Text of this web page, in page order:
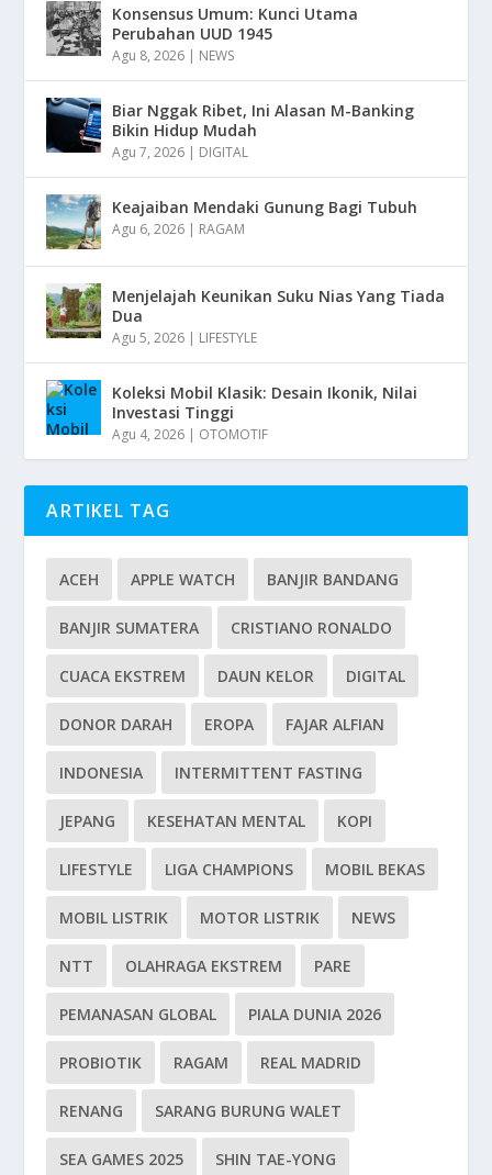
Konsensus Umum: Kunci Utama
Perubahan UUD 1945
Agu 8, 2026 | NEWS
Biar Nggak Ribet, Ini Alasan M-Banking
Bikin Hidup Mudah
Agu 7, 2026 | DIGITAL
Keajaiban Mendaki Gunung Bagi Tubuh
Agu 6, 2026 | RAGAM
Menjelajah Keunikan Suku Nias Yang Tiada
Dua
Agu 5, 2026 | LIFESTYLE
Koleksi Mobil Klasik: Desain Ikonik, Nilai
Investasi Tinggi
Agu 4, 2026 | OTOMOTIF
ARTIKEL TAG
ACEH APPLE WATCH BANJIR BANDANG
BANJIR SUMATERA CRISTIANO RONALDO
CUACA EKSTREM DAUN KELOR DIGITAL
DONOR DARAH EROPA FAJAR ALFIAN
INDONESIA INTERMITTENT FASTING
JEPANG KESEHATAN MENTAL KOPI
LIFESTYLE LIGA CHAMPIONS MOBIL BEKAS
MOBIL LISTRIK MOTOR LISTRIK NEWS
NTT OLAHRAGA EKSTREM PARE
PEMANASAN GLOBAL PIALA DUNIA 2026
PROBIOTIK RAGAM REAL MADRID
RENANG SARANG BURUNG WALET
SEA GAMES 2025 SHIN TAE-YONG